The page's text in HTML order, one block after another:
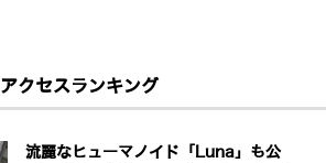
アクセスランキング
流麗なヒューマノイド「Luna」も公